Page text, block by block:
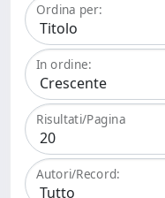
Ordina per:
In ordine:
Risultati/Pagina
Autori/Record: